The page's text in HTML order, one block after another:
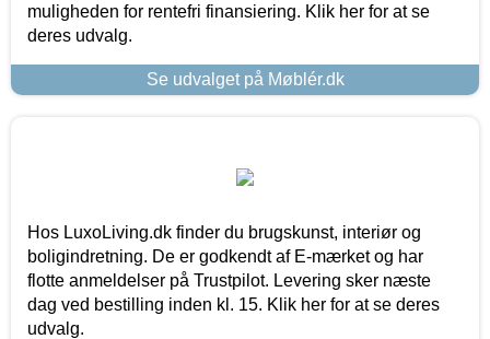
muligheden for rentefri finansiering. Klik her for at se
deres udvalg.
Se udvalget på Møblér.dk
Hos LuxoLiving.dk finder du brugskunst, interiør og
boligindretning. De er godkendt af E-mærket og har
flotte anmeldelser på Trustpilot. Levering sker næste
dag ved bestilling inden kl. 15. Klik her for at se deres
udvalg.